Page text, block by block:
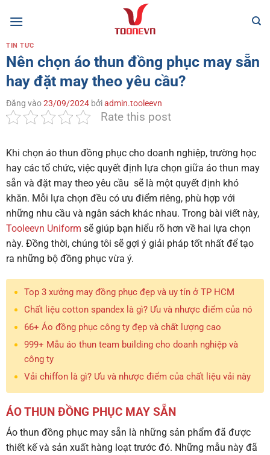
qua
dung
TIN TỨC
Nên chọn áo thun đồng phục may sẵn
hay đặt may theo yêu cầu?
Đăng vào23/09/2024 bởiadmin.tooleevn
Rate this post
Khi chọn áo thun đồng phục cho doanh nghiệp, trường học
hay các tổ chức, việc quyết định lựa chọn giữa áo thun may
sẵn và đặt may theo yêu cầu sẽ là một quyết định khó
khăn. Mỗi lựa chọn đều có ưu điểm riêng, phù hợp với
những nhu cầu và ngân sách khác nhau. Trong bài viết này,
Tooleevn Uniform sẽ giúp bạn hiểu rõ hơn về hai lựa chọn
này. Đồng thời, chúng tôi sẽ gợi ý giải pháp tốt nhất để tạo
ra những bộ đồng phục vừa ý.
Top 3 xưởng may đồng phục đẹp và uy tín ở TP HCM
Chất liệu cotton spandex là gì? Ưu và nhược điểm của nó
66+ Áo đồng phục công ty đẹp và chất lượng cao
999+ Mẫu áo thun team building cho doanh nghiệp và
công ty
Vải chiffon là gì? Ưu và nhược điểm của chất liệu vải này
ÁO THUN ĐỒNG PHỤC MAY SẴN
Áo thun đồng phục may sẵn là những sản phẩm đã được
thiết kế và sản xuất hàng loạt trước đó. Những mẫu này đã